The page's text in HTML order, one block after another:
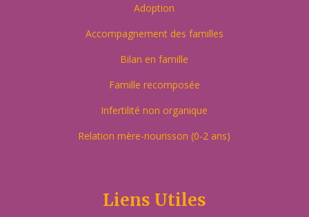
Adoption
Accompagnement des familles
Bilan en famille
Famille recomposée
Infertilité non organique
Relation mère-nourisson (0-2 ans)
Liens Utiles